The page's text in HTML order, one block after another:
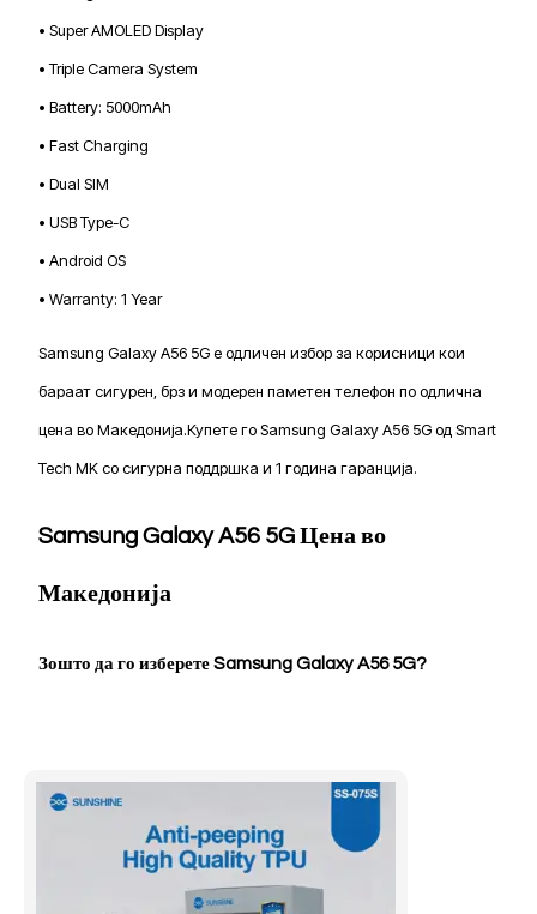
• Super AMOLED Display
• Triple Camera System
• Battery: 5000mAh
• Fast Charging
• Dual SIM
• USB Type-C
• Android OS
• Warranty: 1 Year
Samsung Galaxy A56 5G е одличен избор за корисници кои
бараат сигурен, брз и модерен паметен телефон по одлична
цена во Македонија.Купете го Samsung Galaxy A56 5G од Smart
Tech MK со сигурна поддршка и 1 година гаранција.
Samsung Galaxy A56 5G Цена во
Македонија
Зошто да го изберете Samsung Galaxy A56 5G?